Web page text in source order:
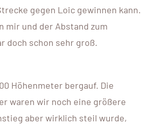
gegen Loic gewinnen kann.
mir und der Abstand zum
doch schon sehr groß.
Höhenmeter bergauf. Die
waren wir noch eine größere
aber wirklich steil wurde,